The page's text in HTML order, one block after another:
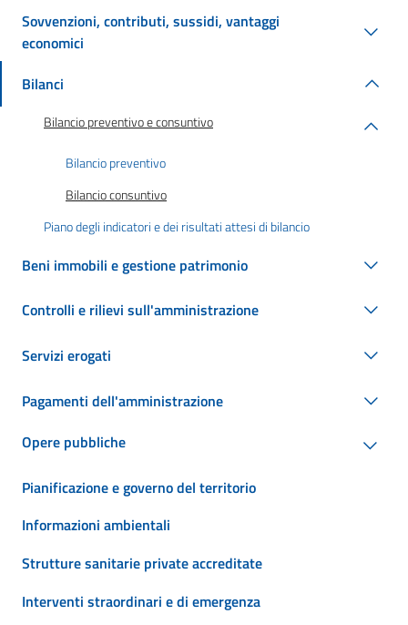
Sovvenzioni, contributi, sussidi, vantaggi
economici
Bilanci
Bilancio preventivo e consuntivo
Bilancio preventivo
Bilancio consuntivo
Piano degli indicatori e dei risultati attesi di bilancio
Beni immobili e gestione patrimonio
Controlli e rilievi sull'amministrazione
Servizi erogati
Pagamenti dell'amministrazione
Opere pubbliche
Pianificazione e governo del territorio
Informazioni ambientali
Strutture sanitarie private accreditate
Interventi straordinari e di emergenza